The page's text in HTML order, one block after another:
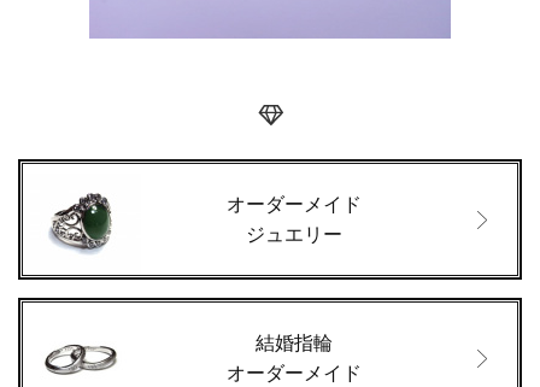
オーダーメイド
ジュエリー
結婚指輪
オーダーメイド